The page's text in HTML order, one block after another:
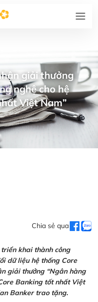
giải thưởng
nghệ cho hệ
Việt Nam”
Chia sẻ qua
khai thành công
dữ liệu hệ thống Core
giải thưởng “Ngân hàng
Banking tốt nhất Việt
Banker trao tặng.